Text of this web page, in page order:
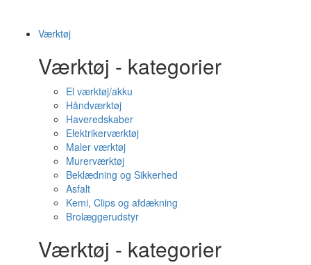
Værktøj
Værktøj - kategorier
El værktøj/akku
Håndværktøj
Haveredskaber
Elektrikerværktøj
Maler værktøj
Murerværktøj
Beklædning og Sikkerhed
Asfalt
Kemi, Clips og afdækning
Brolæggerudstyr
Værktøj - kategorier